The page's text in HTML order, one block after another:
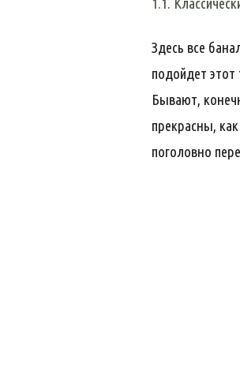
1.1.
Здесь все
подойдет
Бывают,
прекрасны,
поголовно